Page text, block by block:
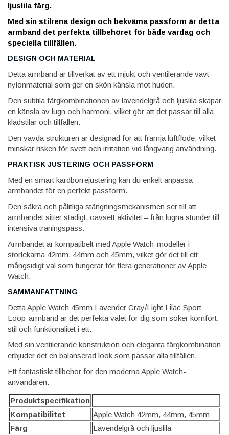
ljuslila färg.
Med sin stilrena design och bekväma passform är detta
armband det perfekta tillbehöret för både vardag och
speciella tillfällen.
DESIGN OCH MATERIAL
Detta armband är tillverkat av ett mjukt och ventilerande vävt
nylonmaterial som ger en skön känsla mot huden.
Den subtila färgkombinationen av lavendelgrå och ljuslila skapar
en känsla av lugn och harmoni, vilket gör att det passar till alla
klädstilar och tillfällen.
Den vävda strukturen är designad för att främja luftflöde, vilket
minskar risken för svett och irritation vid långvarig användning.
PRAKTISK JUSTERING OCH PASSFORM
Med en smart kardborrejustering kan du enkelt anpassa
armbandet för en perfekt passform.
Den säkra och pålitliga stängningsmekanismen ser till att
armbandet sitter stadigt, oavsett aktivitet – från lugna stunder till
intensiva träningspass.
Armbandet är kompatibelt med Apple Watch-modeller i
storlekarna 42mm, 44mm och 45mm, vilket gör det till ett
mångsidigt val som fungerar för flera generationer av Apple
Watch.
SAMMANFATTNING
Detta Apple Watch 45mm Lavender Gray/Light Lilac Sport
Loop-armband är det perfekta valet för dig som söker komfort,
stil och funktionalitet i ett.
Med sin ventilerande konstruktion och eleganta färgkombination
erbjuder det en balanserad look som passar alla tillfällen.
Ett fantastiskt tillbehör för den moderna Apple Watch-
användaren.
Produktspecifikation
Kompatibilitet
Apple Watch 42mm, 44mm, 45mm
Färg
Lavendelgrå och ljuslila